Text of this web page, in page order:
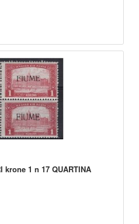
krone 1 n 17 QUARTINA